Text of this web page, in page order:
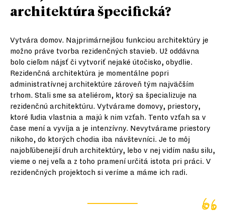
architektúra špecifická?
Vytvára domov. Najprimárnejšou funkciou architektúry je
možno práve tvorba rezidenčných stavieb. Už oddávna
bolo cieľom nájsť či vytvoriť nejaké útočisko, obydlie.
Rezidenčná architektúra je momentálne popri
administratívnej architektúre zároveň tým najväčším
trhom. Stali sme sa ateliérom, ktorý sa špecializuje na
rezidenčnú architektúru. Vytvárame domovy, priestory,
ktoré ľudia vlastnia a majú k nim vzťah. Tento vzťah sa v
čase mení a vyvíja a je intenzívny. Nevytvárame priestory
nikoho, do ktorých chodia iba návštevníci. Je to môj
najobľúbenejší druh architektúry, lebo v nej vidím našu silu,
vieme o nej veľa a z toho pramení určitá istota pri práci. V
rezidenčných projektoch si veríme a máme ich radi.